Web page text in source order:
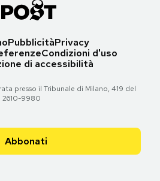
PubblicitàPrivacy
Condizioni d'uso
di accessibilità
presso il Tribunale di Milano, 419 del
2610-9980
Abbonati